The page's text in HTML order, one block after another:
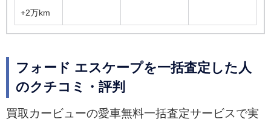
+2万km
フォード エスケープを一括査定した人
のクチコミ・評判
買取カービューの愛車無料一括査定サービスで実